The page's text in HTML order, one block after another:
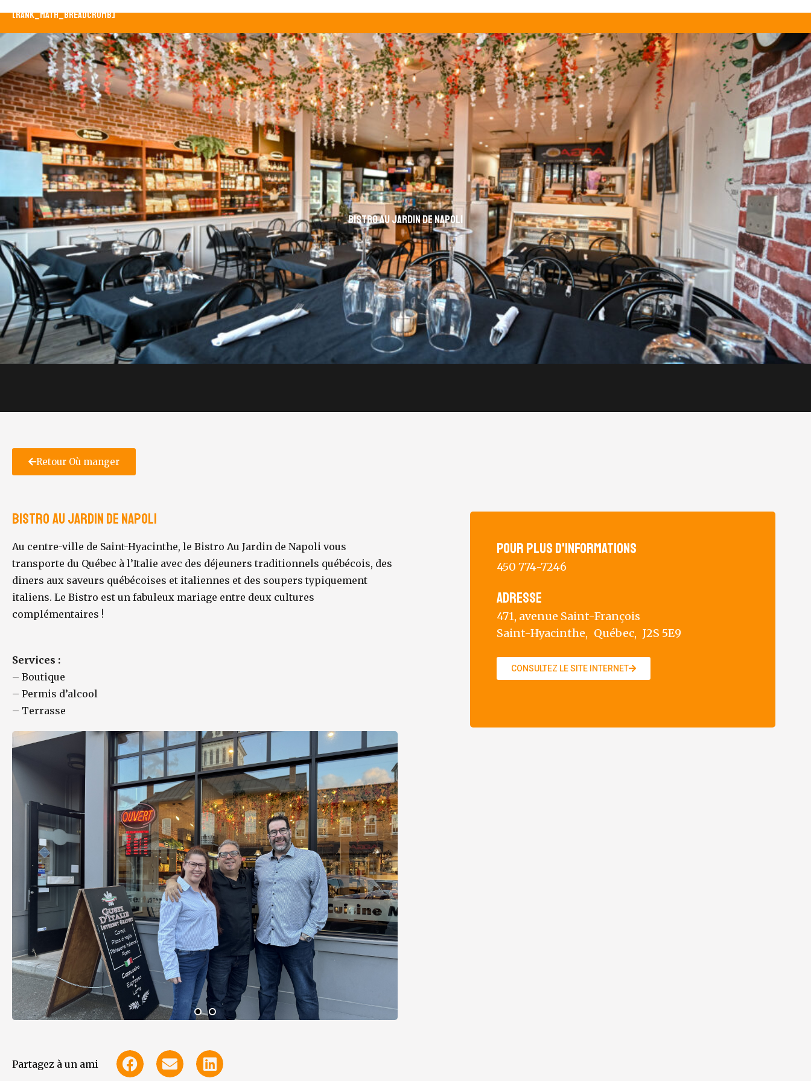
[rank_math_breadcrumb]
Bistro Au jardin de Napoli
Retour Où manger
Bistro Au jardin de Napoli
Au centre-ville de Saint-Hyacinthe, le Bistro Au Jardin de Napoli vous
transporte du Québec à l’Italie avec des déjeuners traditionnels québécois, des
diners aux saveurs québécoises et italiennes et des soupers typiquement
italiens. Le Bistro est un fabuleux mariage entre deux cultures
complémentaires !
Services :
– Boutique
– Permis d’alcool
– Terrasse
Partagez à un ami
Pour plus d'informations
450 774-7246
Adresse
471, avenue Saint-François
Saint-Hyacinthe, Québec, J2S 5E9
CONSULTEZ LE SITE INTERNET